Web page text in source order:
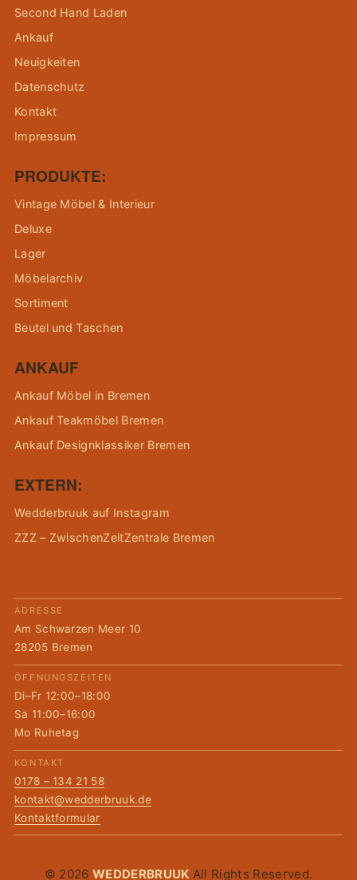
Second Hand Laden
Ankauf
Neuigkeiten
Datenschutz
Kontakt
Impressum
PRODUKTE:
Vintage Möbel & Interieur
Deluxe
Lager
Möbelarchiv
Sortiment
Beutel und Taschen
ANKAUF
Ankauf Möbel in Bremen
Ankauf Teakmöbel Bremen
Ankauf Designklassiker Bremen
EXTERN:
Wedderbruuk auf Instagram
ZZZ – ZwischenZeitZentrale Bremen
ADRESSE
Am Schwarzen Meer 10
28205 Bremen
ÖFFNUNGSZEITEN
Di–Fr 12:00–18:00
Sa 11:00–16:00
Mo Ruhetag
KONTAKT
0178 – 134 21 58
kontakt@wedderbruuk.de
Kontaktformular
© 2026 WEDDERBRUUK All Rights Reserved.